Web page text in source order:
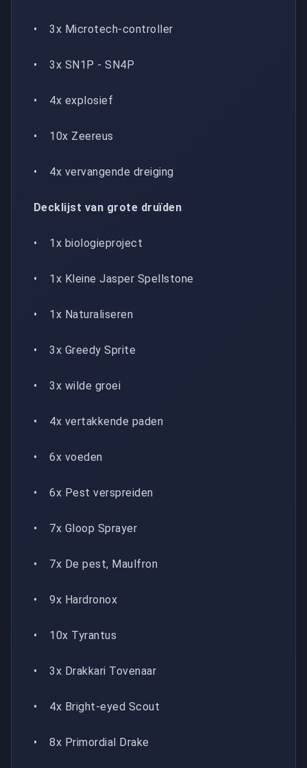
• 3x Microtech-controller
• 3x SN1P - SN4P
• 4x explosief
• 10x Zeereus
• 4x vervangende dreiging
Decklijst van grote druïden
• 1x biologieproject
• 1x Kleine Jasper Spellstone
• 1x Naturaliseren
• 3x Greedy Sprite
• 3x wilde groei
• 4x vertakkende paden
• 6x voeden
• 6x Pest verspreiden
• 7x Gloop Sprayer
• 7x De pest, Maulfron
• 9x Hardronox
• 10x Tyrantus
• 3x Drakkari Tovenaar
• 4x Bright-eyed Scout
• 8x Primordial Drake